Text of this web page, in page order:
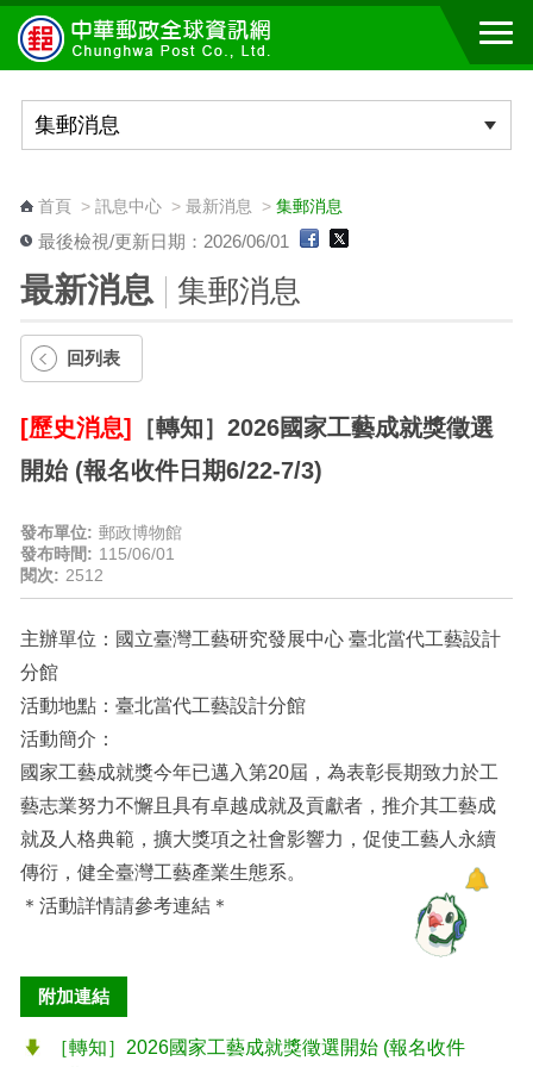
跳到主要內容區塊
首頁> 訊息中心> 最新消息 > 集郵消息
最後檢視/更新日期：2026/06/01
最新消息 集郵消息
回列表
[歷史消息]
［轉知］2026國家工藝成就獎徵選
開始 (報名收件日期6/22-7/3)
發布單位: 郵政博物館
發布時間: 115/06/01
閱次: 2512
主辦單位：國立臺灣工藝研究發展中心 臺北當代工藝設計
分館
活動地點：臺北當代工藝設計分館
活動簡介：
國家工藝成就獎今年已邁入第20屆，為表彰長期致力於工
藝志業努力不懈且具有卓越成就及貢獻者，推介其工藝成
就及人格典範，擴大獎項之社會影響力，促使工藝人永續
傳衍，健全臺灣工藝產業生態系。
＊活動詳情請參考連結＊
附加連結
［轉知］2026國家工藝成就獎徵選開始 (報名收件